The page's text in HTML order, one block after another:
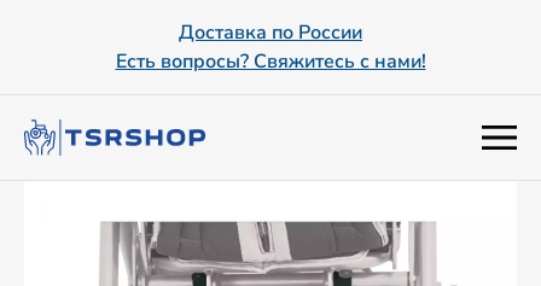
Доставка по России
Есть вопросы? Свяжитесь с нами!